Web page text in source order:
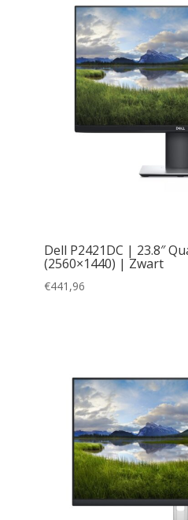
Dell P2421DC | 23.8″
(2560×1440) | Zwart
€441,96